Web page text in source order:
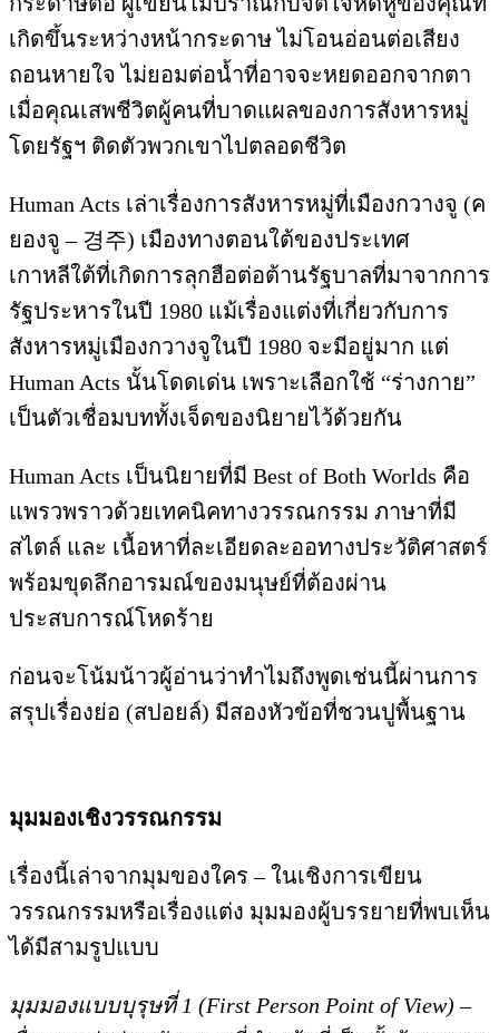
เกิดขึ้นระหว่างหน้ากระดาษ ไม่โอนอ่อนต่อเสียง
ถอนหายใจ ไม่ยอมต่อน้ำที่อาจจะหยดออกจากตา
เมื่อคุณเสพชีวิตผู้คนที่บาดแผลของการสังหารหมู่
โดยรัฐฯ ติดตัวพวกเขาไปตลอดชีวิต
Human Acts เล่าเรื่องการสังหารหมู่ที่เมืองกวางจู (ค
ยองจู – 경주) เมืองทางตอนใต้ของประเทศ
เกาหลีใต้ที่เกิดการลุกฮือต่อต้านรัฐบาลที่มาจากการ
รัฐประหารในปี 1980 แม้เรื่องแต่งที่เกี่ยวกับการ
สังหารหมู่เมืองกวางจูในปี 1980 จะมีอยู่มาก แต่
Human Acts นั้นโดดเด่น เพราะเลือกใช้ “ร่างกาย”
เป็นตัวเชื่อมบททั้งเจ็ดของนิยายไว้ด้วยกัน
Human Acts เป็นนิยายที่มี Best of Both Worlds คือ
แพรวพราวด้วยเทคนิคทางวรรณกรรม ภาษาที่มี
สไตล์ และ เนื้อหาที่ละเอียดละออทางประวัติศาสตร์
พร้อมขุดลึกอารมณ์ของมนุษย์ที่ต้องผ่าน
ประสบการณ์โหดร้าย
ก่อนจะโน้มน้าวผู้อ่านว่าทำไมถึงพูดเช่นนี้ผ่านการ
สรุปเรื่องย่อ (สปอยล์) มีสองหัวข้อที่ชวนปูพื้นฐาน
มุมมองเชิงวรรณกรรม
เรื่องนี้เล่าจากมุมของใคร – ในเชิงการเขียน
วรรณกรรมหรือเรื่องแต่ง มุมมองผู้บรรยายที่พบเห็น
ได้มีสามรูปแบบ
มุมมองแบบบุรุษที่ 1 (First Person Point of View) –